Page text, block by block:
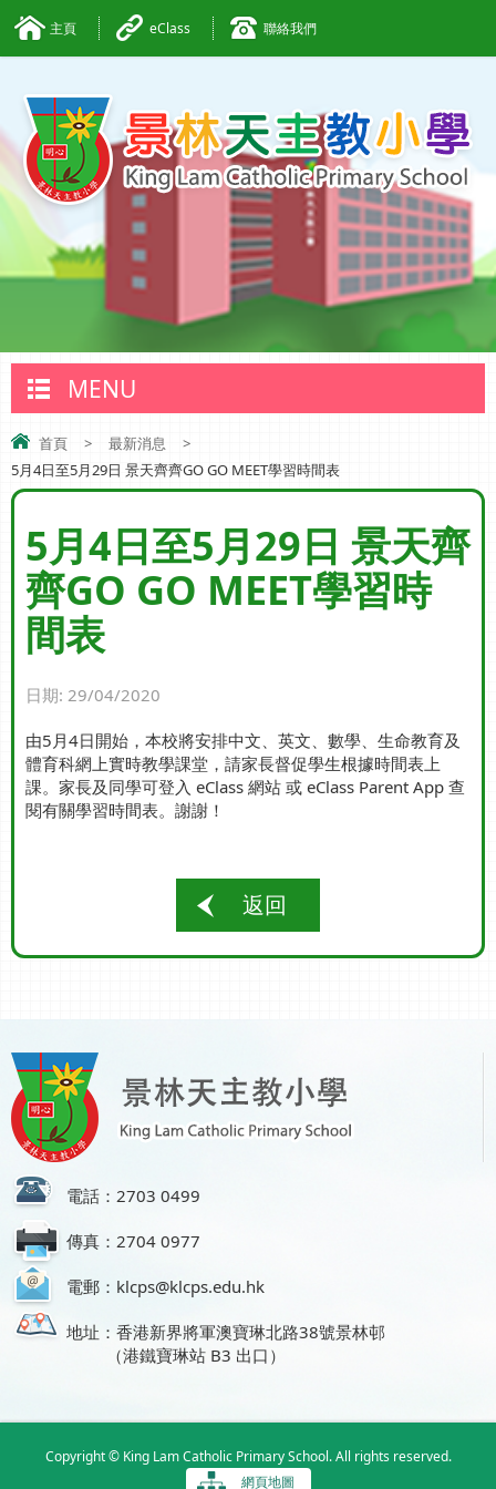
主頁 eClass 聯絡我們
MENU
首頁 > 最新消息
>
5月4日至5月29日 景天齊齊GO GO MEET學習時間表
5月4日至5月29日 景天齊
齊GO GO MEET學習時
間表
日期: 29/04/2020
由5月4日開始，本校將安排中文、英文、數學、生命教育及
體育科網上實時教學課堂，請家長督促學生根據時間表上
課。家長及同學可登入 eClass 網站 或 eClass Parent App 查
閱有關學習時間表。謝謝！
返回
電話：2703 0499
傳真：2704 0977
電郵：klcps@klcps.edu.hk
地址：香港新界將軍澳寶琳北路38號景林邨
（港鐵寶琳站 B3 出口）
Copyright © King Lam Catholic Primary School. All rights reserved.
網頁地圖